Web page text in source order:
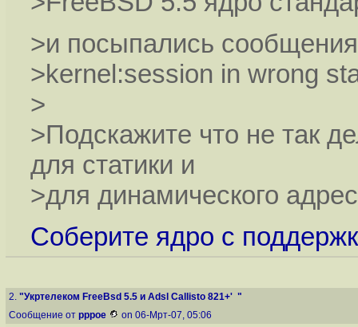
>и посыпались сообщения
>kernel:session in wrong
>
>Подскажите что не так
для статики и
>для динамического
Соберите ядро с
2. "Укртелеком FreeBsd 5.5 и Adsl Callisto 821+' "
Сообщение от pppoe on 06-Мрт-07, 05:06